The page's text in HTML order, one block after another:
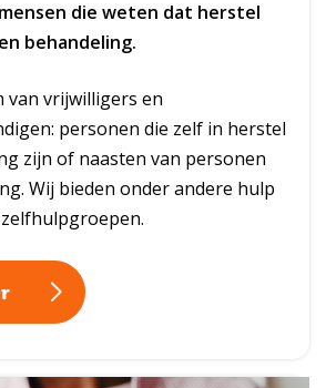
die weten dat herstel
behandeling.
van vrijwilligers en
personen die zelf in herstel
zijn of naasten van personen
Wij bieden onder andere hulp